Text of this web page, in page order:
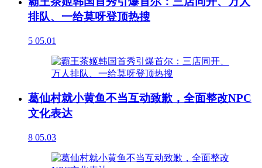
排队、一给莫呀登顶热搜
5 05.01
葛仙村就小黄鱼不当互动致歉，全面整改NPC
文化表达
8 05.03